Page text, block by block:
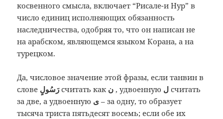
косвенного смысла, включает “Рисале-и Нур” в
число единиц исполняющих обязанность
наследничества, одобряя то, что он написан не
на арабском, являющемся языком Корана, а на
турецком.
Да, числовое значение этой фразы, если танвин в
слове رَسُولٍсчитать как ن , удвоенную ل считать
за две, а удвоенную ى – за одну, то образует
тысяча триста пятьдесят восемь; если обе их